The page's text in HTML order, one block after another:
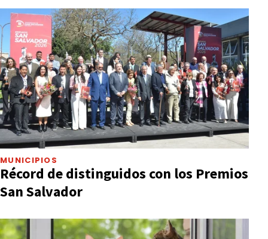
MUNICIPIOS
Récord de distinguidos con los Premios
San Salvador